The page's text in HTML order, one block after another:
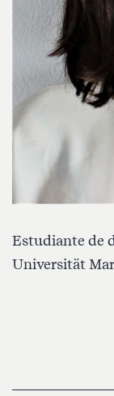
Estudiante de
Universität